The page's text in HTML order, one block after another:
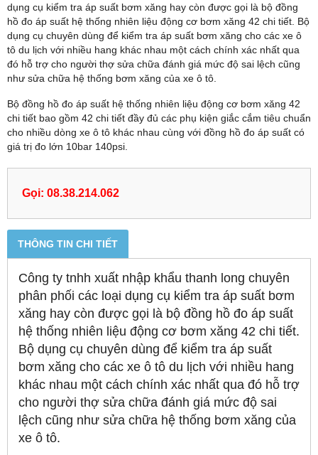
dụng cụ kiểm tra áp suất bơm xăng hay còn được gọi là bộ đồng
hồ đo áp suất hệ thống nhiên liệu động cơ bơm xăng 42 chi tiết. Bộ
dụng cụ chuyên dùng để kiểm tra áp suất bơm xăng cho các xe ô
tô du lịch với nhiều hang khác nhau một cách chính xác nhất qua
đó hỗ trợ cho người thợ sửa chữa đánh giá mức độ sai lệch cũng
như sửa chữa hệ thống bơm xăng của xe ô tô.
Bộ đồng hồ đo áp suất hệ thống nhiên liệu động cơ bơm xăng 42
chi tiết bao gồm 42 chi tiết đầy đủ các phụ kiện giắc cắm tiêu chuẩn
cho nhiều dòng xe ô tô khác nhau cùng với đồng hồ đo áp suất có
giá trị đo lớn 10bar 140psi.
Gọi: 08.38.214.062
THÔNG TIN CHI TIẾT
Công ty tnhh xuất nhập khẩu thanh long chuyên
phân phối các loại dụng cụ kiểm tra áp suất bơm
xăng hay còn được gọi là bộ đồng hồ đo áp suất
hệ thống nhiên liệu động cơ bơm xăng 42 chi tiết.
Bộ dụng cụ chuyên dùng để kiểm tra áp suất
bơm xăng cho các xe ô tô du lịch với nhiều hang
khác nhau một cách chính xác nhất qua đó hỗ trợ
cho người thợ sửa chữa đánh giá mức độ sai
lệch cũng như sửa chữa hệ thống bơm xăng của
xe ô tô.